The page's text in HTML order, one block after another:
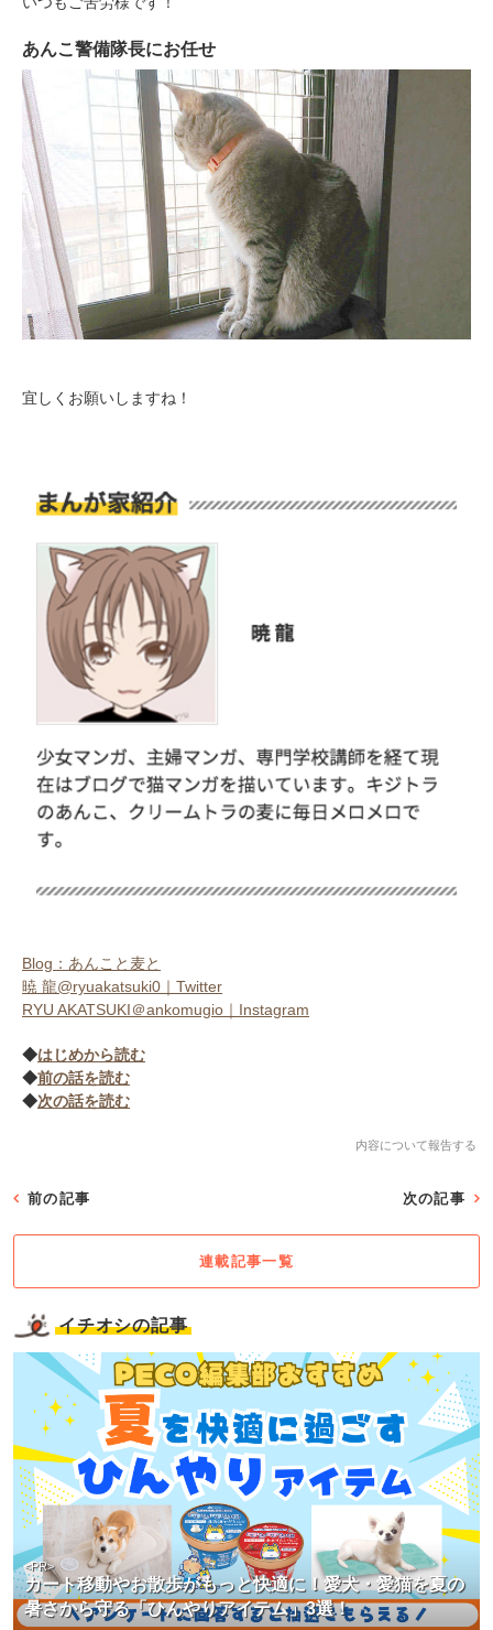
あんこ警備隊長にお任せ
宜しくお願いしますね！
Blog：あんこと麦と
暁 龍@ryuakatsuki0｜Twitter
RYU AKATSUKI＠ankomugio｜Instagram
◆はじめから読む
◆前の話を読む
◆次の話を読む
内容について報告する
前の記事 次の記事
連載記事一覧
イチオシの記事
カート移動やお散歩がもっと快適に！愛犬・愛猫を夏の
暑さから守る「ひんやりアイテム」3選！
<PR>
閉じる
pecodogs
いぬ部をフォロー
PECOアプリをダウンロード済みの方
アプリで開く
アプリをダウンロードする